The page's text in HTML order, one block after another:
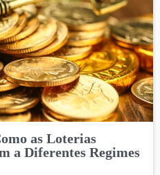
as Loterias
a Diferentes Regimes